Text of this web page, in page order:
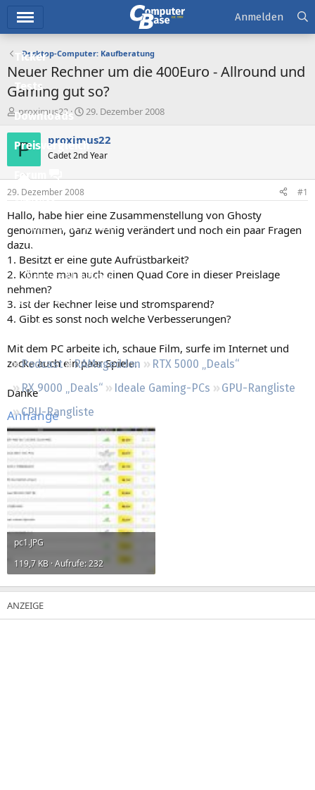
Ticker
Tests
Downloads
Preisvergleich
Forum
Aktuelles
Empfohlene Inhalte
Neue Beiträge
Neueste Aktivitäten
Leserartikel
Regeln
Podcast RAMageddon
RTX 5000 „Deals“
RX 9000 „Deals“
Ideale Gaming-PCs
GPU-Rangliste
CPU-Rangliste
Anmelden
Desktop-Computer: Kaufberatung
Neuer Rechner um die 400Euro - Allround und
Gaming gut so?
E
r
s
t
e
r
proximus22
E
s
t
e
t
a
29. Dezember 2008
P proximus22
Cadet 2nd Year
29. Dezember 2008 #1
Hallo, habe hier eine Zusammenstellung von Ghosty
genommen, ganz wenig verändert und noch ein paar Fragen
dazu.
1. Besitzt er eine gute Aufrüstbarkeit?
2. Könnte man auch einen Quad Core in dieser Preislage
nehmen?
3. Ist der Rechner leise und stromsparend?
4. Gibt es sonst noch welche Verbesserungen?
Mit dem PC arbeite ich, schaue Film, surfe im Internet und
zocke auch ein paar Spiele.
Danke
Anhänge
pc1.JPG
119,7 KB · Aufrufe: 232